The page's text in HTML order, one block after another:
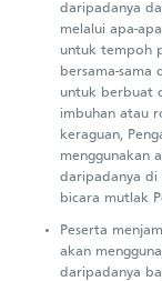
daripadanya
melalui apa-
untuk tempoh
bersama-sama
untuk berbuat
imbuhan atau
keraguan,
menggunakan
daripadanya di
bicara mutlak
Peserta
akan
daripadanya